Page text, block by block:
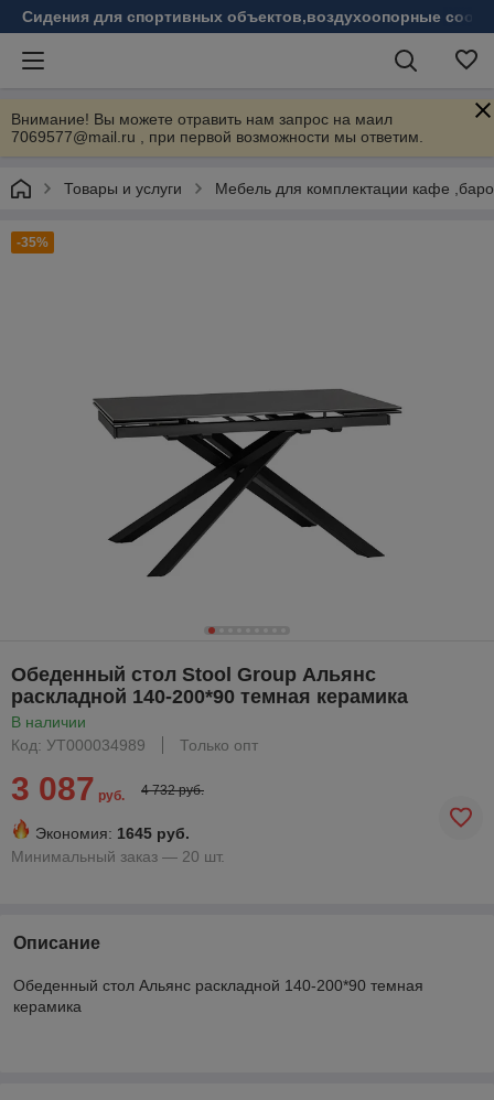
Сидения для спортивных объектов,воздухоопорные
Внимание! Вы можете отравить нам запрос на маил
7069577@mail.ru , при первой возможности мы ответим.
Товары и услуги Мебель для комплектации кафе
-35%
Обеденный стол Stool Group Альянс
раскладной 140-200*90 темная керамика
В наличии
Код: УТ000034989
Только опт
3 087 руб. 4 732 руб.
Экономия: 1645 руб.
Минимальный заказ — 20 шт.
Описание
Обеденный стол Альянс раскладной 140-200*90 темная
керамика